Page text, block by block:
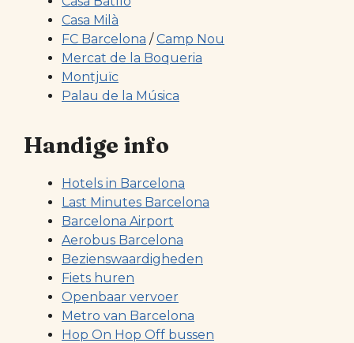
Casa Milà
FC Barcelona /Camp Nou
Mercat de la Boqueria
Montjuïc
Palau de la Música
Handige info
Hotels in Barcelona
Last Minutes Barcelona
Barcelona Airport
Aerobus Barcelona
Bezienswaardigheden
Fiets huren
Openbaar vervoer
Metro van Barcelona
Hop On Hop Off bussen